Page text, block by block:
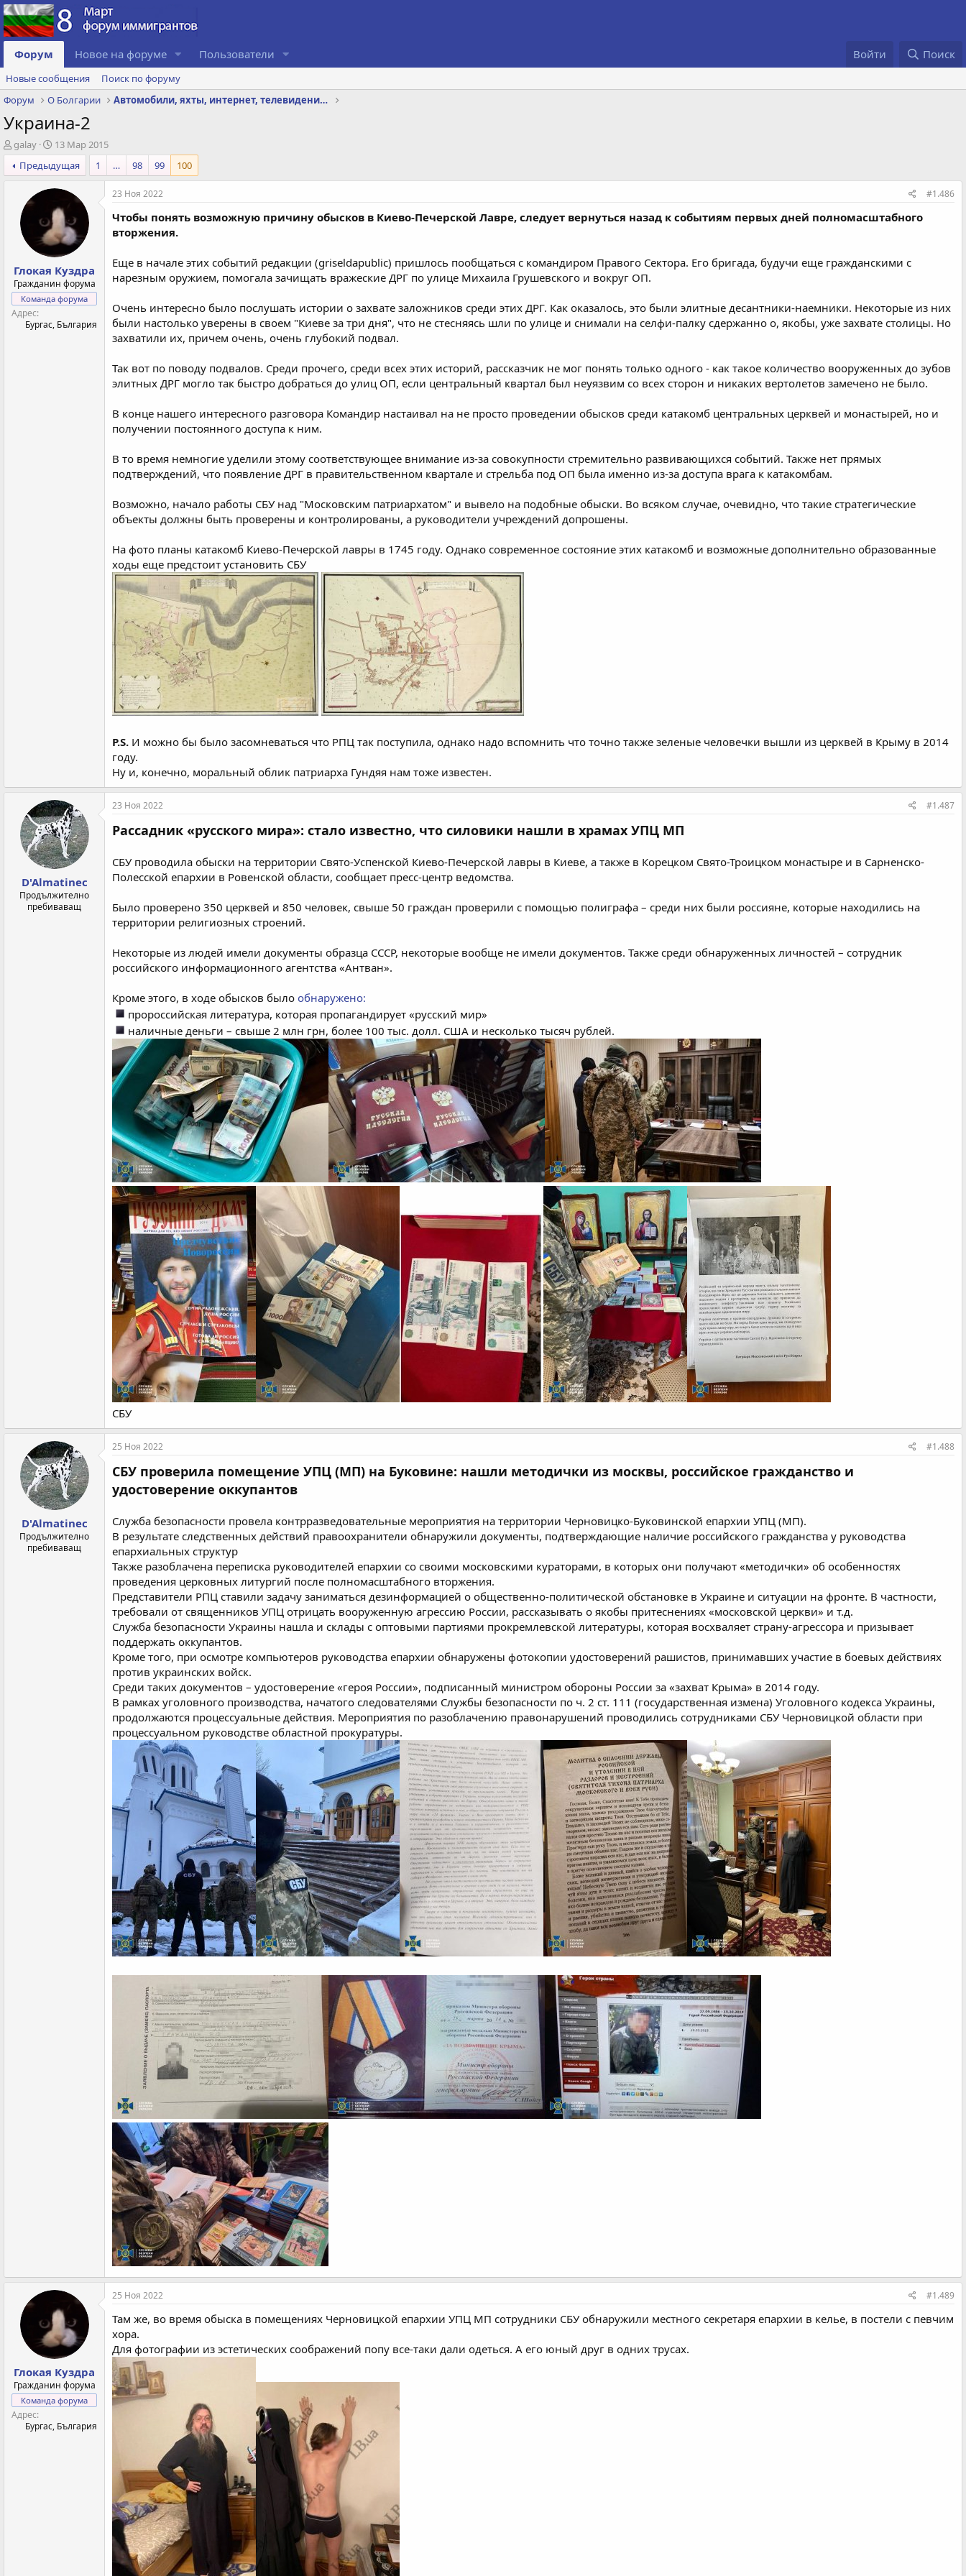
Форум Новое на форуме Пользователи Войти Поиск
Новые сообщения
Поиск по форуму
Форум
О Болгарии Автомобили, яхты, интернет, телевидение, телефон
Украина-2
А
в
т
galay
Д
а
т
о
з
д
а
н
и
я
13 Мар 2015
Предыдущая
1 … 98 99 100
Глокая Куздра
Гражданин форума
Команда форума
Адрес
Бургас, България
23 Ноя 2022 #1.486
Чтобы понять возможную причину обысков в Киево-Печерской Лавре, следует вернуться назад к событиям первых дней полномасштабного
вторжения.
Еще в начале этих событий редакции (griseldapublic) пришлось пообщаться с командиром Правого Сектора. Его бригада, будучи еще гражданскими с
нарезным оружием, помогала зачищать вражеские ДРГ по улице Михаила Грушевского и вокруг ОП.
Очень интересно было послушать истории о захвате заложников среди этих ДРГ. Как оказалось, это были элитные десантники-наемники. Некоторые из них
были настолько уверены в своем "Киеве за три дня", что не стесняясь шли по улице и снимали на селфи-палку сдержанно о, якобы, уже захвате столицы. Но
захватили их, причем очень, очень глубокий подвал.
Так вот по поводу подвалов. Среди прочего, среди всех этих историй, рассказчик не мог понять только одного - как такое количество вооруженных до зубов
элитных ДРГ могло так быстро добраться до улиц ОП, если центральный квартал был неуязвим со всех сторон и никаких вертолетов замечено не было.
В конце нашего интересного разговора Командир настаивал на не просто проведении обысков среди катакомб центральных церквей и монастырей, но и
получении постоянного доступа к ним.
В то время немногие уделили этому соответствующее внимание из-за совокупности стремительно развивающихся событий. Также нет прямых
подтверждений, что появление ДРГ в правительственном квартале и стрельба под ОП была именно из-за доступа врага к катакомбам.
Возможно, начало работы СБУ над "Московским патриархатом" и вывело на подобные обыски. Во всяком случае, очевидно, что такие стратегические
объекты должны быть проверены и контролированы, а руководители учреждений допрошены.
На фото планы катакомб Киево-Печерской лавры в 1745 году. Однако современное состояние этих катакомб и возможные дополнительно образованные
ходы еще предстоит установить СБУ
P.S. И можно бы было засомневаться что РПЦ так поступила, однако надо вспомнить что точно также зеленые человечки вышли из церквей в Крыму в 2014
году.
Ну и, конечно, моральный облик патриарха Гундяя нам тоже известен.
D'Almatinec
Продължително
пребиваващ
23 Ноя 2022 #1.487
Рассадник «русского мира»: стало известно, что силовики нашли в храмах УПЦ МП
СБУ проводила обыски на территории Свято-Успенской Киево-Печерской лавры в Киеве, а также в Корецком Свято-Троицком монастыре и в Сарненско-
Полесской епархии в Ровенской области, сообщает пресс-центр ведомства.
Было проверено 350 церквей и 850 человек, свыше 50 граждан проверили с помощью полиграфа – среди них были россияне, которые находились на
территории религиозных строений.
Некоторые из людей имели документы образца СССР, некоторые вообще не имели документов. Также среди обнаруженных личностей – сотрудник
российского информационного агентства «Антван».
Кроме этого, в ходе обысков было обнаружено:
пророссийская литература, которая пропагандирует «русский мир»
наличные деньги – свыше 2 млн грн, более 100 тыс. долл. США и несколько тысяч рублей.
СБУ
D'Almatinec
Продължително
пребиваващ
25 Ноя 2022 #1.488
СБУ проверила помещение УПЦ (МП) на Буковине: нашли методички из москвы, российское гражданство и
удостоверение оккупантов
Служба безопасности провела контрразведовательные мероприятия на территории Черновицко-Буковинской епархии УПЦ (МП).
В результате следственных действий правоохранители обнаружили документы, подтверждающие наличие российского гражданства у руководства
епархиальных структур
Также разоблачена переписка руководителей епархии со своими московскими кураторами, в которых они получают «методички» об особенностях
проведения церковных литургий после полномасштабного вторжения.
Представители РПЦ ставили задачу заниматься дезинформацией о общественно-политической обстановке в Украине и ситуации на фронте. В частности,
требовали от священников УПЦ отрицать вооруженную агрессию России, рассказывать о якобы притеснениях «московской церкви» и т.д.
Служба безопасности Украины нашла и склады с оптовыми партиями прокремлевской литературы, которая восхваляет страну-агрессора и призывает
поддержать оккупантов.
Кроме того, при осмотре компьютеров руководства епархии обнаружены фотокопии удостоверений рашистов, принимавших участие в боевых действиях
против украинских войск.
Среди таких документов – удостоверение «героя России», подписанный министром обороны России за «захват Крыма» в 2014 году.
В рамках уголовного производства, начатого следователями Службы безопасности по ч. 2 ст. 111 (государственная измена) Уголовного кодекса Украины,
продолжаются процессуальные действия. Мероприятия по разоблачению правонарушений проводились сотрудниками СБУ Черновицкой области при
процессуальном руководстве областной прокуратуры.
Глокая Куздра
Гражданин форума
Команда форума
Адрес
Бургас, България
25 Ноя 2022 #1.489
Там же, во время обыска в помещениях Черновицкой епархии УПЦ МП сотрудники СБУ обнаружили местного секретаря епархии в келье, в постели с певчим
хора.
Для фотографии из эстетических соображений попу все-таки дали одеться. А его юный друг в одних трусах.